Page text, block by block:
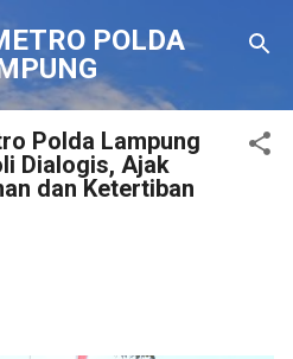
konten utamaPOLDA
Polda Lampung
Dialogis, Ajak
dan Ketertiban